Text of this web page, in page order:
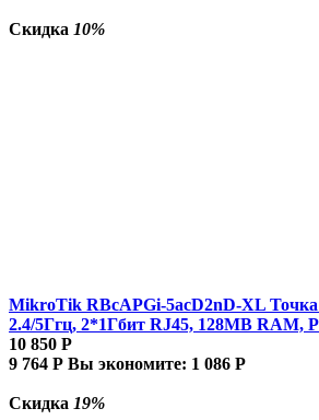
Скидка 10%
MikroTik RBcAPGi-5acD2nD-XL Точка
2.4/5Ггц, 2*1Гбит RJ45, 128MB RAM,
10 850 Р
9 764 Р Вы экономите: 1 086 Р
Скидка 19%